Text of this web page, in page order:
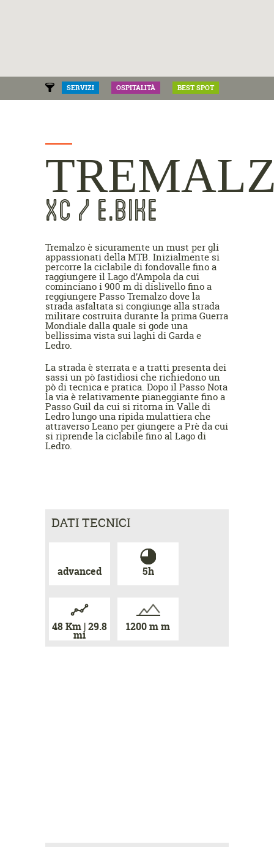
SERVIZI OSPITALITÀ BEST SPOT
XC / E.BIKE
Tremalzo è sicuramente un must per gli
appassionati della MTB. Inizialmente si
percorre la ciclabile di fondovalle fino a
raggiungere il Lago d’Ampola da cui
cominciano i 900 m di dislivello fino a
reggiungere Passo Tremalzo dove la
strada asfaltata si congiunge alla strada
militare costruita durante la prima Guerra
Mondiale dalla quale si gode una
bellissima vista sui laghi di Garda e
Ledro.
La strada è sterrata e a tratti presenta dei
sassi un pò fastidiosi che richiedono un
pò di tecnica e pratica. Dopo il Passo Nota
la via è relativamente pianeggiante fino a
Passo Guil da cui si ritorna in Valle di
Ledro lungo una ripida mulattiera che
attraverso Leano per giungere a Prè da cui
si riprende la ciclabile fino al Lago di
Ledro.
DATI TECNICI
advanced 5h
48 Km | 29.8
mi
1200 m m